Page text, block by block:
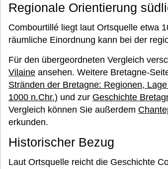
Regionale Orientierung
Combourtillé liegt laut Ortsquelle etwa
räumliche Einordnung kann bei der
Für den übergeordneten Vergleich
Vilaine ansehen. Weitere Bretagne-
Stränden der Bretagne: Regionen,
1000 n.Chr.) und zur Geschichte
Vergleich können Sie außerdem
erkunden.
Historischer Bezug
Laut Ortsquelle reicht die Geschichte